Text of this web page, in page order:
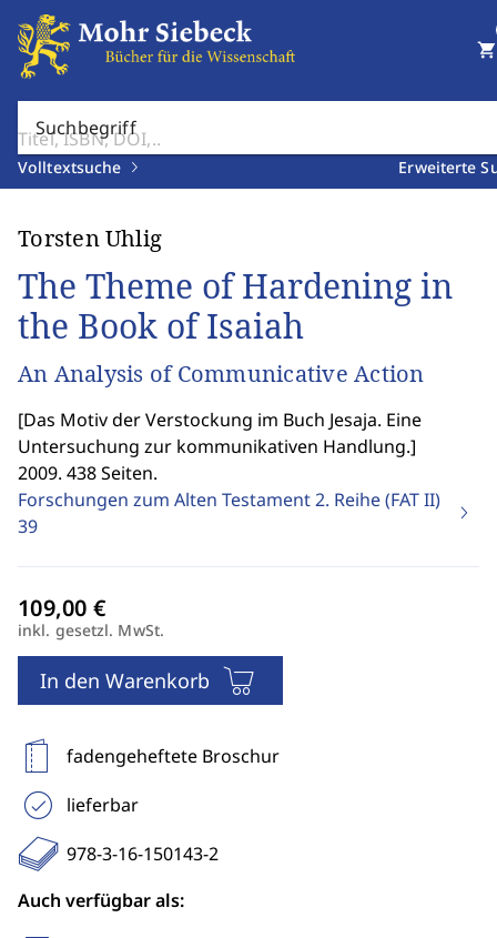
Suchbegriff
Volltextsuche Erweiterte
shopping_cart
Torsten Uhlig
The Theme of Hardening in
the Book of Isaiah
An Analysis of Communicative Action
[Das Motiv der Verstockung im Buch Jesaja. Eine
Untersuchung zur kommunikativen Handlung.]
2009. 438 Seiten.
Forschungen zum Alten Testament 2. Reihe (FAT II)
39
inkl. gesetzl. MwSt.
In den Warenkorb
fadengeheftete Broschur
lieferbar
978-3-16-150143-2
Auch verfügbar als: